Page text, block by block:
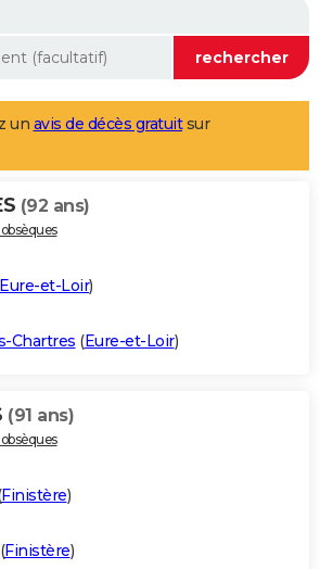
un avis de décès gratuitsur
(92 ans)
Eure-et-Loir)
Chartres (Eure-et-Loir)
(91 ans)
Finistère)
Finistère)